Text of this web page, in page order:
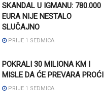
SKANDAL U IGMANU: 780.000
EURA NIJE NESTALO
SLUČAJNO
PRIJE 1 SEDMICA
POKRALI 30 MILIONA KM I
MISLE DA ĆE PREVARA PROĆI
PRIJE 1 SEDMICA